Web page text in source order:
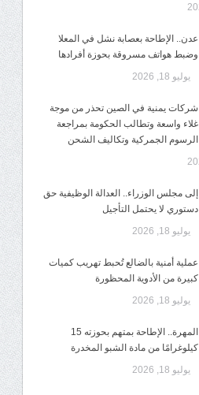
عدن.. الإطاحة بعصابة نشل في المعلا
وضبط هواتف مسروقة بحوزة أفرادها
يوليو 18, 2026
شركات يمنية في الصين تحذر من موجة
غلاء واسعة وتطالب الحكومة بمراجعة
الرسوم الجمركية وتكاليف الشحن
إلى مجلس الوزراء.. العدالة الوظيفية حق
دستوري لا يحتمل التأجيل
يوليو 18, 2026
عملية أمنية بالضالع تُحبط تهريب كميات
كبيرة من الأدوية المحظورة
يوليو 18, 2026
المهرة.. الإطاحة بمتهم بحوزته 15
كيلوغرامًا من مادة الشبو المخدرة
يوليو 18, 2026